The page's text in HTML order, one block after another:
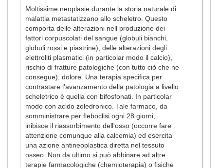
Moltissime neoplasie durante la storia naturale di
malattia metastatizzano allo scheletro. Questo
comporta delle alterazioni nell produzione dei
fattori corpuscolati del sangue (globuli bianchi,
globuli rossi e piastrine), delle alterazioni degli
elettroliti plasmatici (in particolar modo il calcio),
rischio di fratture patologiche (con tutto ciò che ne
consegue), dolore. Una terapia specifica per
contrastare l'avanzamento della patologia a livello
scheletrico è quella con bifosfonati. In particolar
modo con acido zoledronico. Tale farmaco, da
somministrare per fleboclisi ogni 28 giorni,
inibisce il riassorbimento dell'osso (occorre fare
attenzione comunque alla calcemia) ed esercita
una azione antineoplastica diretta nel tessuto
osseo. Non da ultimo si può abbinare ad altre
terapie farmacologiche (chemioterapia) o fisiche